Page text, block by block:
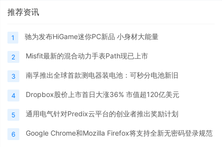
推荐资讯
1 驰为发布HiGame迷你PC新品 小身材大能量
2 Misfit最新的混合动力手表Path现已上市
3 南孚推出全球首款测电器装电池：可秒分电池新旧
4 Dropbox股价上市首日大涨36% 市值超120亿美元
5 通用电气针对Predix云平台的创业者推出奖励计划
6 Google Chrome和Mozilla Firefox将支持全新无密码登录规范